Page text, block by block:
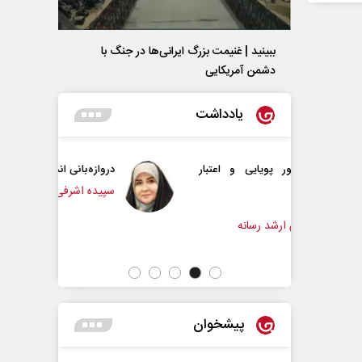
ببینید | غنیمت بزرگ ایرانی‌ها در جنگ با
دشمن آمریکایی
یادداشت
و اعتبار
دروازه‌بانی اندوه در مسیر امید
سپیده اشرفی - روزنامه‌نگار
پیشخوان